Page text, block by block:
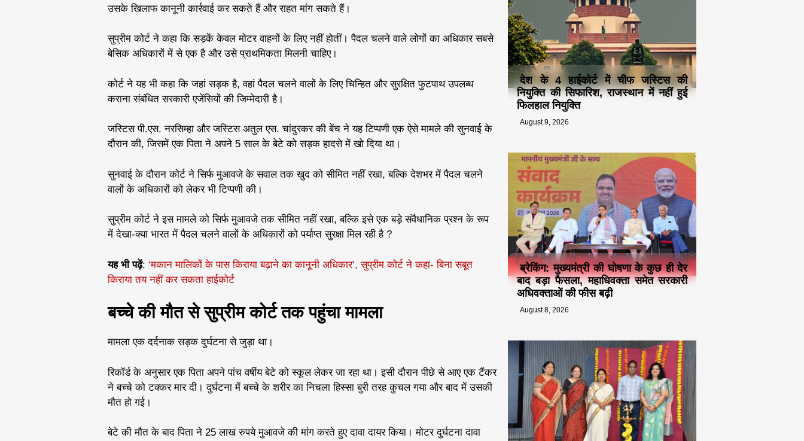
देश के 4 हाईकोर्ट में चीफ जस्टिस की
नियुक्ति की सिफारिश, राजस्थान में नहीं हुई
फिलहाल नियुक्ति
August 9, 2026
ब्रेकिंग: मुख्यमंत्री की घोषणा के कुछ ही देर
बाद बड़ा फैसला, महाधिवक्ता समेत सरकारी
अधिवक्ताओं की फीस बढ़ी
August 8, 2026
उसके खिलाफ कानूनी कार्रवाई कर सकते हैं और राहत मांग सकते हैं।
सुप्रीम कोर्ट ने कहा कि सड़कें केवल मोटर वाहनों के लिए नहीं होतीं। पैदल चलने वाले लोगों का अधिकार सबसे
बेसिक अधिकारों में से एक है और उसे प्राथमिकता मिलनी चाहिए।
कोर्ट ने यह भी कहा कि जहां सड़क है, वहां पैदल चलने वालों के लिए चिन्हित और सुरक्षित फुटपाथ उपलब्ध
कराना संबंधित सरकारी एजेंसियों की जिम्मेदारी है।
जस्टिस पी.एस. नरसिम्हा और जस्टिस अतुल एस. चांदुरकर की बेंच ने यह टिप्पणी एक ऐसे मामले की सुनवाई के
दौरान की, जिसमें एक पिता ने अपने 5 साल के बेटे को सड़क हादसे में खो दिया था।
सुनवाई के दौरान कोर्ट ने सिर्फ मुआवजे के सवाल तक खुद को सीमित नहीं रखा, बल्कि देशभर में पैदल चलने
वालों के अधिकारों को लेकर भी टिप्पणी की।
सुप्रीम कोर्ट ने इस मामले को सिर्फ मुआवजे तक सीमित नहीं रखा, बल्कि इसे एक बड़े संवैधानिक प्रश्न के रूप
में देखा-क्या भारत में पैदल चलने वालों के अधिकारों को पर्याप्त सुरक्षा मिल रही है ?
यह भी पढ़ें: ‘मकान मालिकों के पास किराया बढ़ाने का कानूनी अधिकार’, सुप्रीम कोर्ट ने कहा- बिना सबूत
किराया तय नहीं कर सकता हाईकोर्ट
बच्चे की मौत से सुप्रीम कोर्ट तक पहुंचा मामला
मामला एक दर्दनाक सड़क दुर्घटना से जुड़ा था।
रिकॉर्ड के अनुसार एक पिता अपने पांच वर्षीय बेटे को स्कूल लेकर जा रहा था। इसी दौरान पीछे से आए एक टैंकर
ने बच्चे को टक्कर मार दी। दुर्घटना में बच्चे के शरीर का निचला हिस्सा बुरी तरह कुचल गया और बाद में उसकी
मौत हो गई।
बेटे की मौत के बाद पिता ने 25 लाख रुपये मुआवजे की मांग करते हुए दावा दायर किया। मोटर दुर्घटना दावा